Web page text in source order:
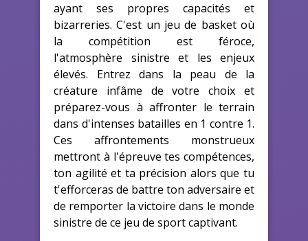
ayant ses propres capacités et
bizarreries. C'est un jeu de basket où
la compétition est féroce,
l'atmosphère sinistre et les enjeux
élevés. Entrez dans la peau de la
créature infâme de votre choix et
préparez-vous à affronter le terrain
dans d'intenses batailles en 1 contre 1.
Ces affrontements monstrueux
mettront à l'épreuve tes compétences,
ton agilité et ta précision alors que tu
t'efforceras de battre ton adversaire et
de remporter la victoire dans le monde
sinistre de ce jeu de sport captivant.